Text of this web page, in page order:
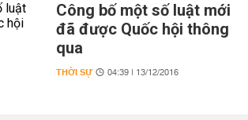
Công bố một số luật mới
đã được Quốc hội thông
qua
THỜI SỰ 04:39 | 13/12/2016